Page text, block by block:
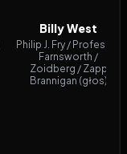
Billy West
Philip J. Fry / Professor
Farnsworth /
Zoidberg / Zapp
Brannigan (głos)